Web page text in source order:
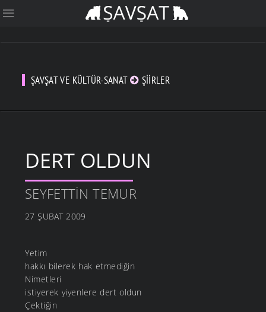
ŞAVŞAT VE KÜLTÜR-SANAT ŞIIRLER
DERT OLDUN
SEYFETTIN TEMUR
27 ŞUBAT 2009
Yetim
hakkı bilerek hak etmediğin
Nimetleri
istiyerek yiyenlere dert oldun
Çektiğin